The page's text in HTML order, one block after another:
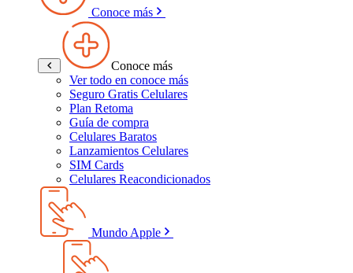
Conoce más
Conoce más
Ver todo en conoce más
Seguro Gratis Celulares
Plan Retoma
Guía de compra
Celulares Baratos
Lanzamientos Celulares
SIM Cards
Celulares Reacondicionados
Mundo Apple